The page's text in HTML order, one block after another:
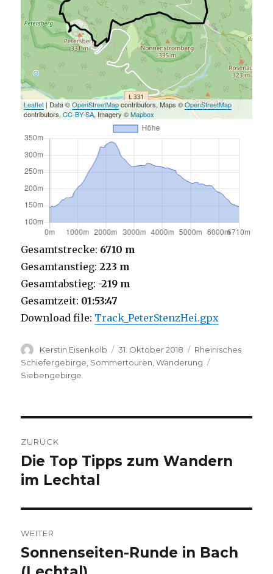
Leaflet | Data ©OpenStreetMapcontributors, Maps ©OpenStreetMap
contributors,CC-BY-SA, Imagery ©Mapbox
Gesamtstrecke: 6710 m
Gesamtanstieg: 223 m
Gesamtabstieg: -219 m
Gesamtzeit: 01:53:47
Download file: Track_PeterStenzHei.gpx
Autor
Kerstin Eisenkolb
Veröffentlicht
am
31. Oktober 2018 Kategorien
Rheinisches
Schiefergebirge Sommertouren ,Wanderung
Siebengebirge
ZURÜCK
Vorheriger
Beitrag:
Die Top Tipps zum Wandern
im Lechtal
WEITER
Nächster
Beitrag:
Sonnenseiten-Runde in Bach